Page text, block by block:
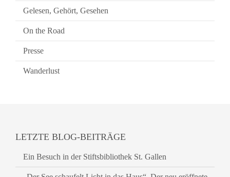
Gelesen, Gehört, Gesehen
On the Road
Presse
Wanderlust
LETZTE BLOG-BEITRÄGE
Ein Besuch in der Stiftsbibliothek St. Gallen